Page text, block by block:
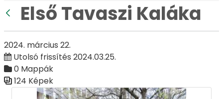
Első Tavaszi Kaláka
2024. március 22.
Utolsó frissítés 2024.03.25.
0 Mappák
124 Képek
Médiatár